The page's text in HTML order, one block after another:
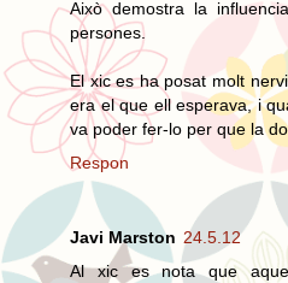
Això demostra la
persones.
El xic es ha posat molt
era el que ell esperava, i
va poder fer-lo per que la
Respon
Javi Marston 24.5.12
Al xic es nota que